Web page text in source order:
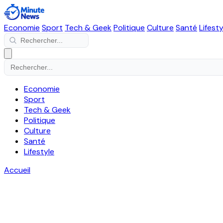
Economie Sport Tech & GeekPolitique Culture Santé
Economie
Sport
Tech & Geek
Politique
Culture
Santé
Lifestyle
Accueil